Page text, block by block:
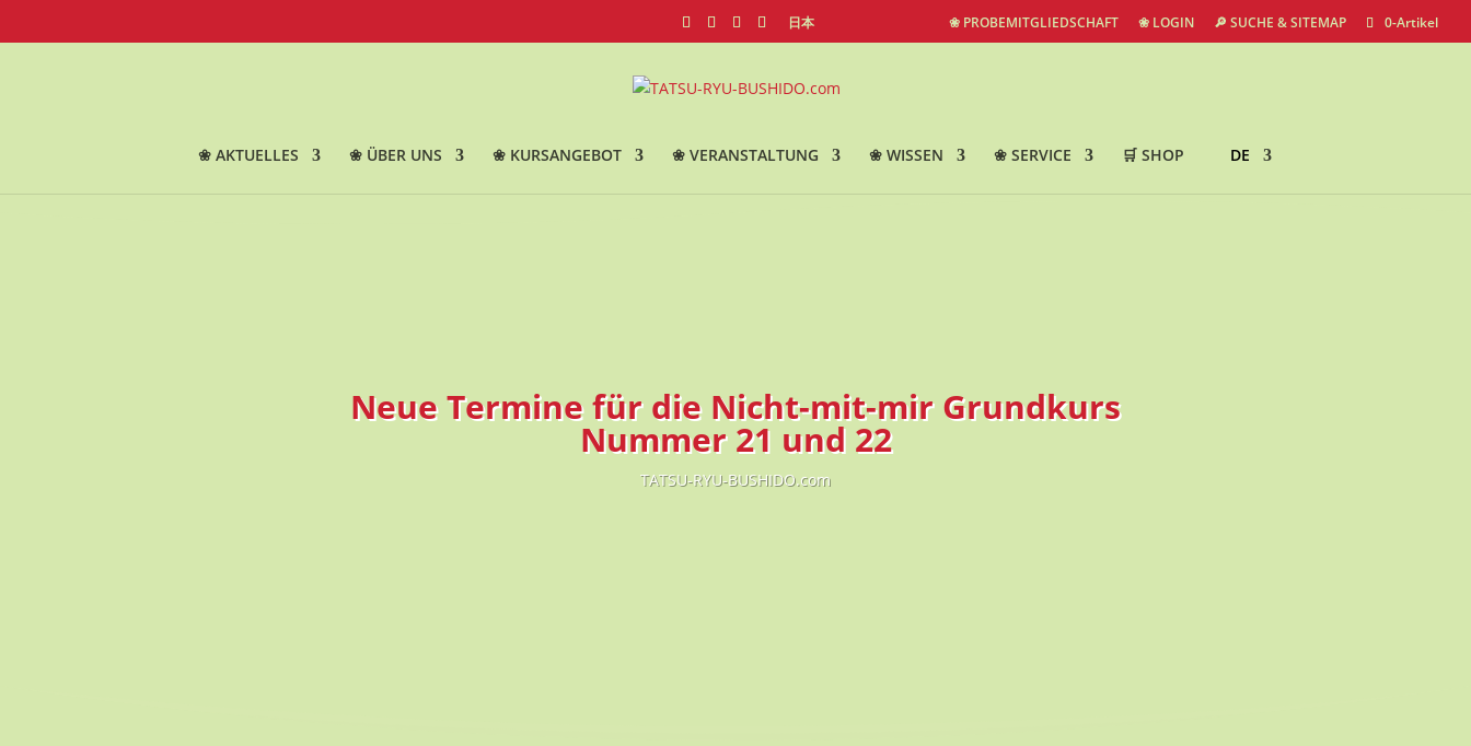
日本 ❀ PROBEMITGLIEDSCHAFT ❀ LOGIN 🔎 SUCHE & SITEMAP 0-Artikel
❀ AKTUELLES ❀ ÜBER UNS ❀ KURSANGEBOT ❀ VERANSTALTUNG ❀ WISSEN ❀ SERVICE 🛒 SHOP DE
Neue Termine für die Nicht-mit-mir Grundkurs
Nummer 21 und 22
TATSU-RYU-BUSHIDO.com